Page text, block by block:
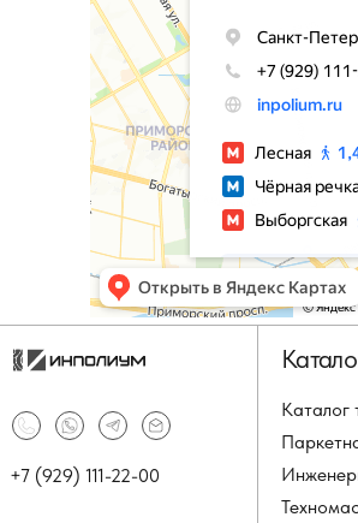
Каталог
+7 (929) 111-22-00